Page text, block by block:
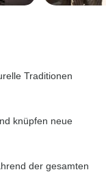
Traditionen
knüpfen neue
der gesamten